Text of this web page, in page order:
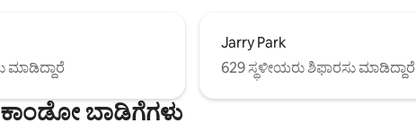
ಮಾಡಿದ್ದಾರೆ
Jarry Park
629 ಸ್ಥಳೀಯರು ಶಿಫಾರಸು ಮಾಡಿದ್ದಾರೆ
ಕಾಂಡೋ ಬಾಡಿಗೆಗಳು